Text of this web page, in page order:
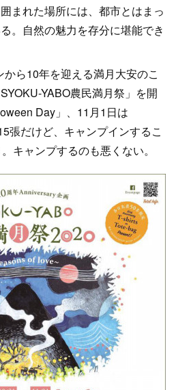
まれた場所には、都市とはまっ
。自然の魅力を存分に堪能でき
ら10年を迎える満月大安のこ
YABO農民満月祭」を開
Day」、11月1日は
張だけど、キャンプインするこ
キャンプするのも悪くない。